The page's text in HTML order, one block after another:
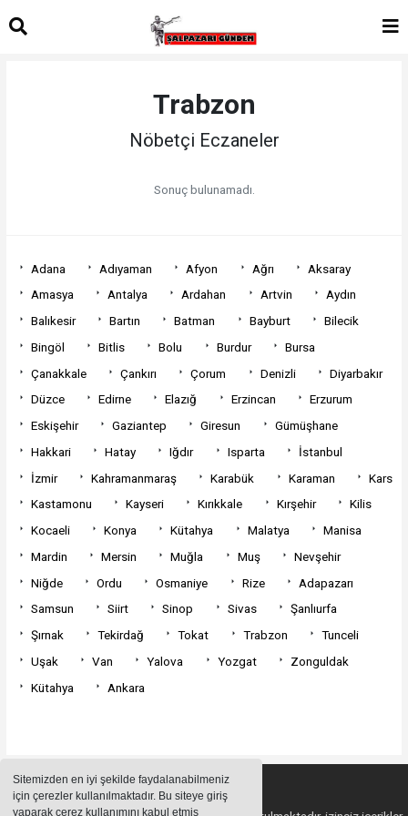
Sitemizden en iyi şekilde faydalanabilmeniz
için çerezler kullanılmaktadır. Bu siteye giriş
yaparak çerez kullanımını kabul etmiş
Trabzon
Nöbetçi Eczaneler
Sonuç bulunamadı.
Adana Adıyaman Afyon Ağrı
Aksaray
Amasya
Antalya Ardahan Artvin
Aydın
Balıkesir
Bartın Batman Bayburt
Bilecik
Bingöl
Bitlis Bolu Burdur
Bursa
Çanakkale
Çankırı Çorum Denizli
Diyarbakır
Düzce
Edirne Elazığ Erzincan
Erzurum
Eskişehir
Gaziantep Giresun
Gümüşhane
Hakkari
Hatay Iğdır Isparta
İstanbul
İzmir
Kahramanmaraş Karabük Karaman
Kars
Kastamonu
Kayseri Kırıkkale Kırşehir
Kilis
Kocaeli
Konya Kütahya Malatya
Manisa
Mardin
Mersin Muğla Muş
Nevşehir
Niğde
Ordu Osmaniye Rize
Adapazarı
Samsun
Siirt Sinop Sivas
Şanlıurfa
Şırnak
Tekirdağ Tokat Trabzon
Tunceli
Uşak
Van Yalova Yozgat
Zonguldak
Kütahya
Ankara